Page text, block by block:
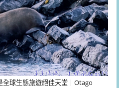
球生態旅遊絕佳天堂｜Otago